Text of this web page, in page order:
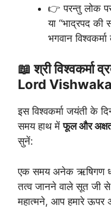
👉 परन्तु लोक
या “भाद्रपद की
भगवान
📖 श्री
Lord
इस विश्वकर्मा जयंती के
समय हाथ मेंफूल और
सुनें:
एक समय अनेक ऋषिगण
तत्व जानने वाले सूत जी
महात्मने, आप हमारे